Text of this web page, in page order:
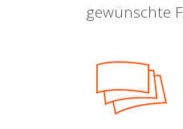
gewünschte